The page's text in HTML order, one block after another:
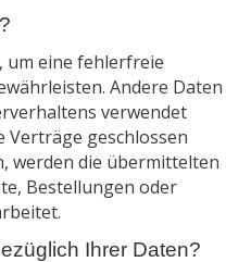
um eine fehlerfreie
Andere Daten
verwendet
Verträge geschlossen
werden die übermittelten
Bestellungen oder
Ihrer Daten?